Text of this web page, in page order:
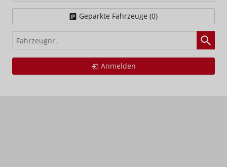
Geparkte Fahrzeuge (0)
Fahrzeugnr.
Anmelden